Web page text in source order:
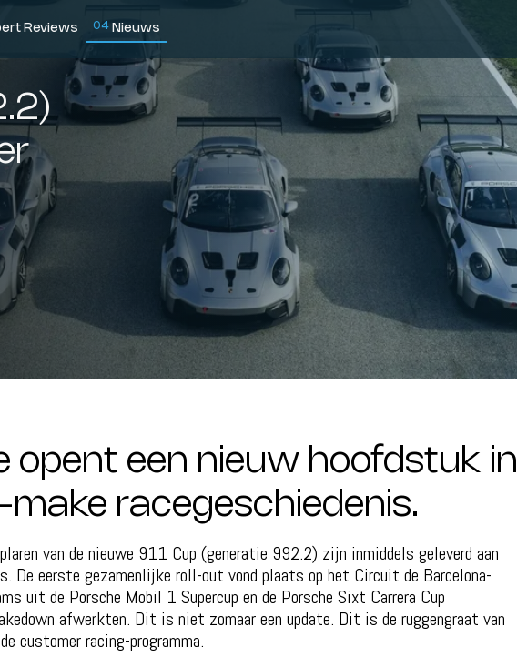
Reviews 04 Nieuws
opent een nieuw hoofdstuk in
make racegeschiedenis.
van de nieuwe 911 Cup (generatie 992.2) zijn inmiddels geleverd aan
De eerste gezamenlijke roll-out vond plaats op het Circuit de Barcelona-
uit de Porsche Mobil 1 Supercup en de Porsche Sixt Carrera Cup
afwerkten. Dit is niet zomaar een update. Dit is de ruggengraat van
customer racing-programma.